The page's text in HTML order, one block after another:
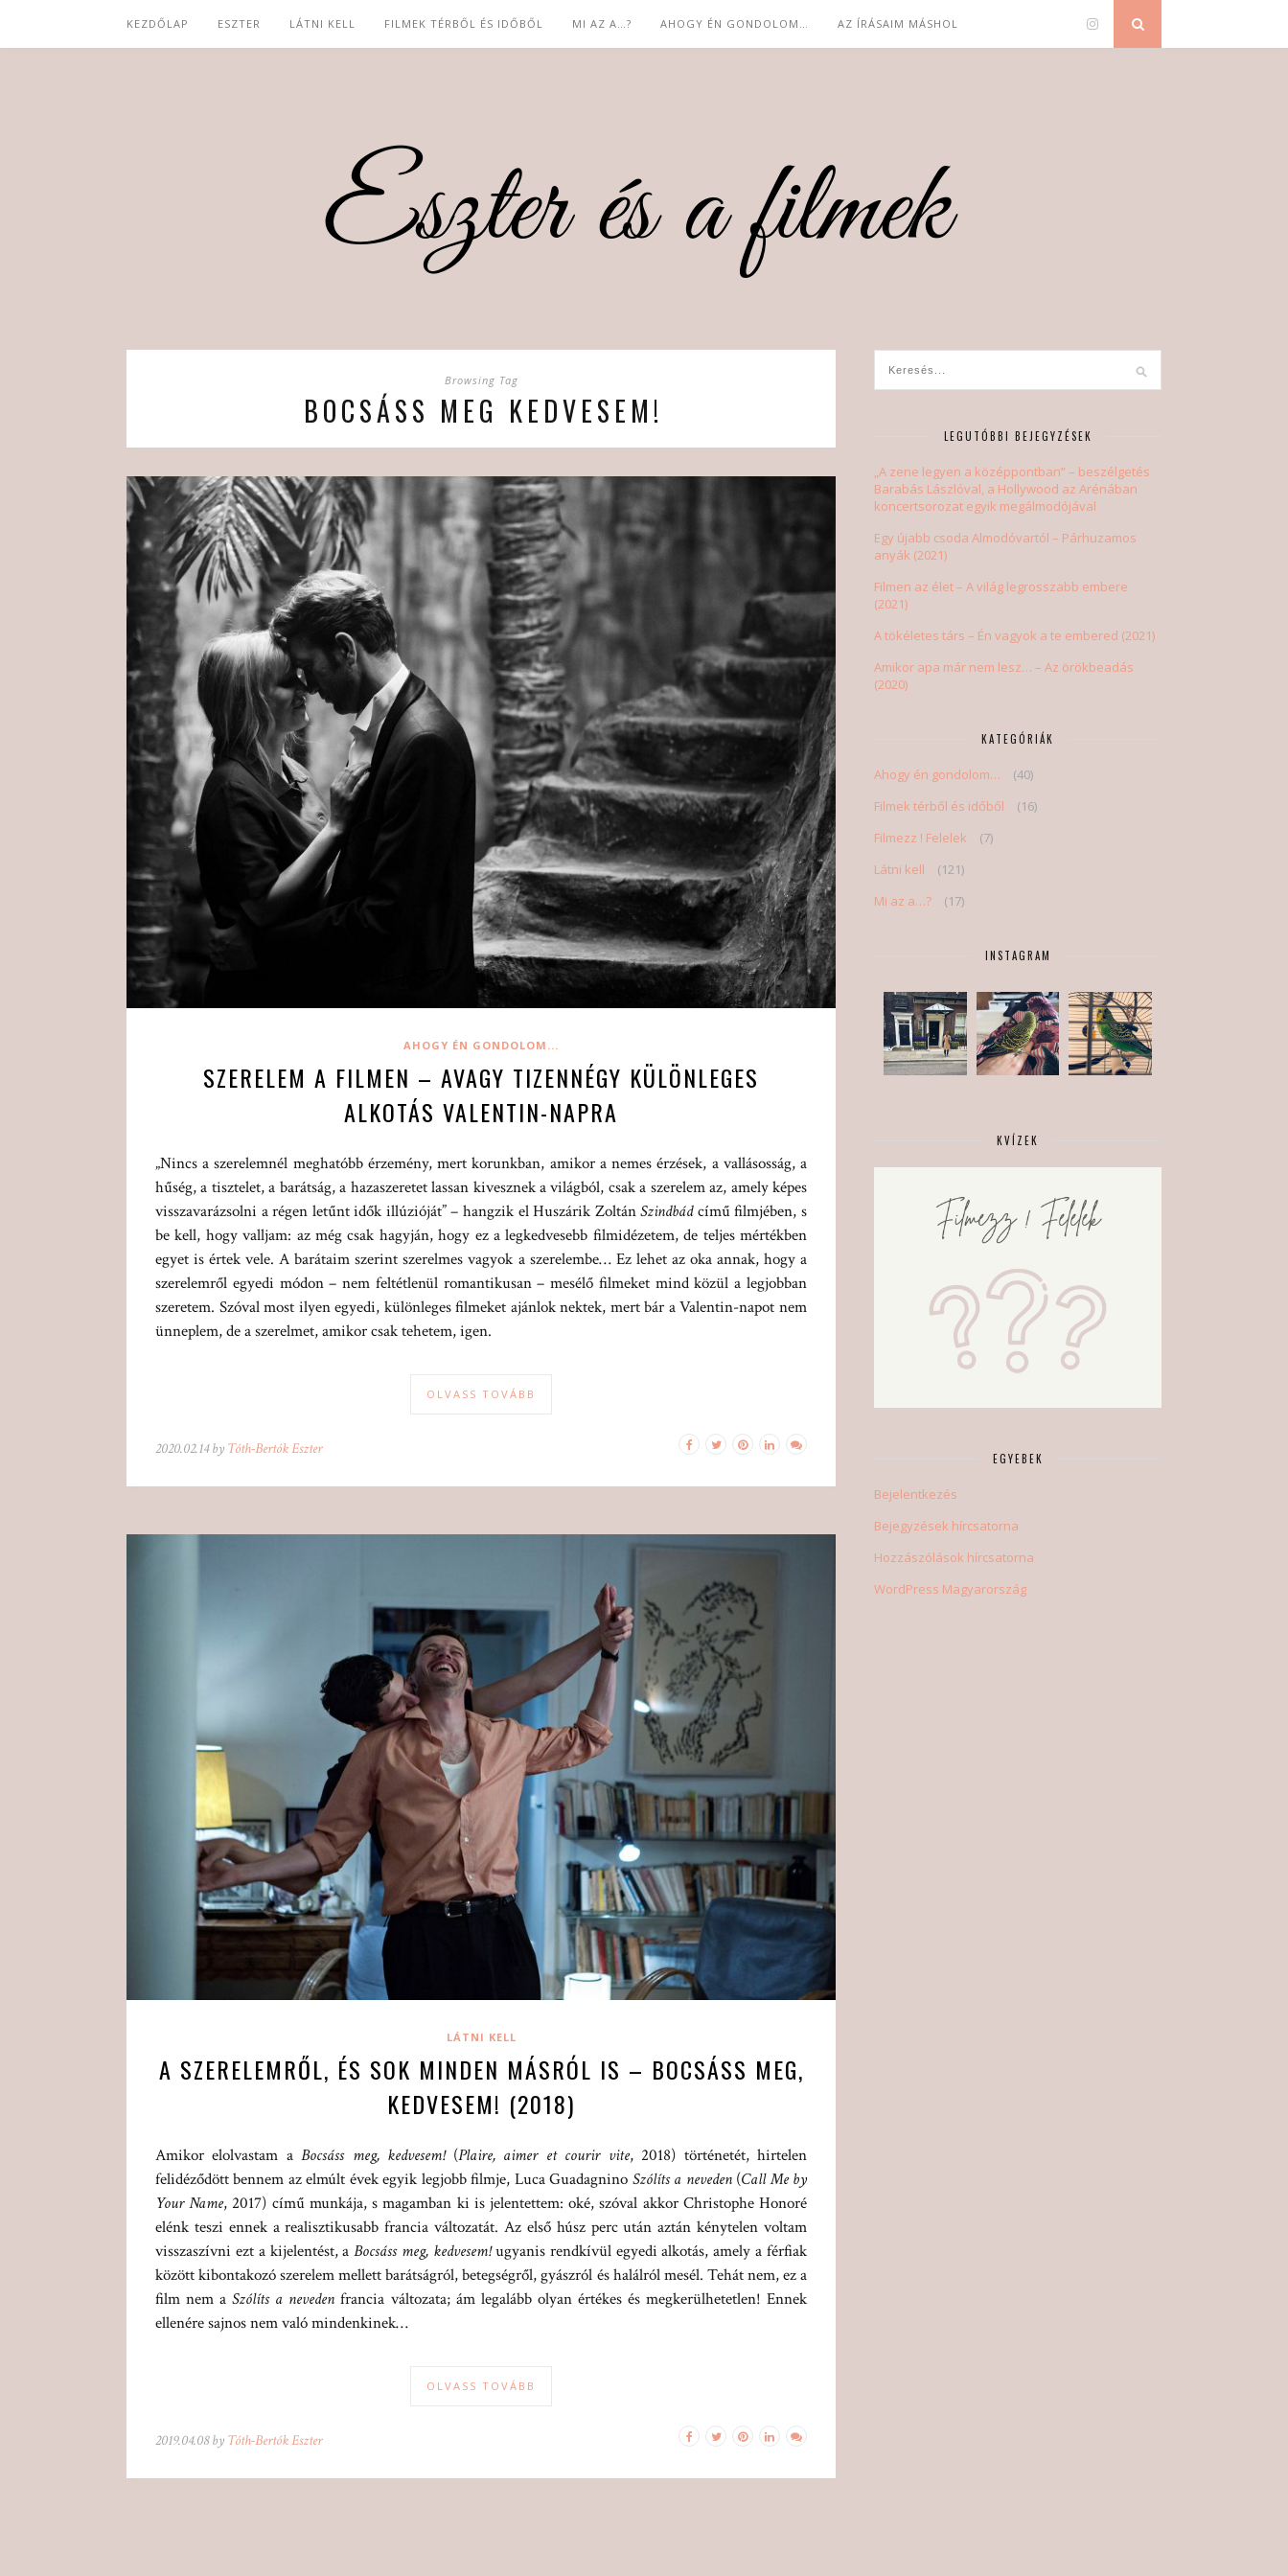
KEZDŐLAP ESZTER LÁTNI KELL FILMEK TÉRBŐL ÉS IDŐBŐL MI AZ A…? AHOGY ÉN GONDOLOM… AZ ÍRÁSAIM MÁSHOL
Browsing Tag
BOCSÁSS MEG KEDVESEM!
AHOGY ÉN GONDOLOM...
SZERELEM A FILMEN – AVAGY TIZENNÉGY KÜLÖNLEGES
ALKOTÁS VALENTIN-NAPRA
„Nincs a szerelemnél meghatóbb érzemény, mert korunkban, amikor a nemes érzések, a vallásosság, a
hűség, a tisztelet, a barátság, a hazaszeretet lassan kivesznek a világból, csak a szerelem az, amely képes
visszavarázsolni a régen letűnt idők illúzióját” – hangzik el Huszárik ZoltánSzindbádcímű filmjében, s
be kell, hogy valljam: az még csak hagyján, hogy ez a legkedvesebb filmidézetem, de teljes mértékben
egyet is értek vele. A barátaim szerint szerelmes vagyok a szerelembe… Ez lehet az oka annak, hogy a
szerelemről egyedi módon – nem feltétlenül romantikusan – mesélő filmeket mind közül a legjobban
szeretem. Szóval most ilyen egyedi, különleges filmeket ajánlok nektek, mert bár a Valentin-napot nem
ünneplem, de a szerelmet, amikor csak tehetem, igen.
OLVASS TOVÁBB
2020.02.14 by Tóth-Bertók Eszter
LÁTNI KELL
A SZERELEMRŐL, ÉS SOK MINDEN MÁSRÓL IS – BOCSÁSS MEG,
KEDVESEM! (2018)
Amikor elolvastam aBocsáss meg, kedvesem!(Plaire, aimer et courir vite, 2018) történetét, hirtelen
felidéződött bennem az elmúlt évek egyik legjobb filmje, Luca Guadagnino Szólíts a neveden(Call Me by
Your Name, 2017) című munkája, s magamban ki is jelentettem: oké, szóval akkor Christophe Honoré
elénk teszi ennek a realisztikusabb francia változatát. Az első húsz perc után aztán kénytelen voltam
visszaszívni ezt a kijelentést, aBocsáss meg, kedvesem!ugyanis rendkívül egyedi alkotás, amely a férfiak
között kibontakozó szerelem mellett barátságról, betegségről, gyászról és halálról mesél. Tehát nem, ez a
film nem aSzólíts a neveden francia változata; ám legalább olyan értékes és megkerülhetetlen! Ennek
ellenére sajnos nem való mindenkinek…
OLVASS TOVÁBB
2019.04.08 by Tóth-Bertók Eszter
LEGUTÓBBI BEJEGYZÉSEK
„A zene legyen a középpontban” – beszélgetés
Barabás Lászlóval, a Hollywood az Arénában
koncertsorozat egyik megálmodójával
Egy újabb csoda Almodóvartól – Párhuzamos
anyák (2021)
Filmen az élet – A világ legrosszabb embere
(2021)
A tökéletes társ – Én vagyok a te embered (2021)
Amikor apa már nem lesz… – Az örökbeadás
(2020)
KATEGÓRIÁK
Ahogy én gondolom…
(40)
Filmek térből és időből
(16)
Filmezz ! Felelek
(7)
Látni kell
(121)
Mi az a…?
(17)
INSTAGRAM
KVÍZEK
EGYEBEK
Bejelentkezés
Bejegyzések hírcsatorna
Hozzászólások hírcsatorna
WordPress Magyarország